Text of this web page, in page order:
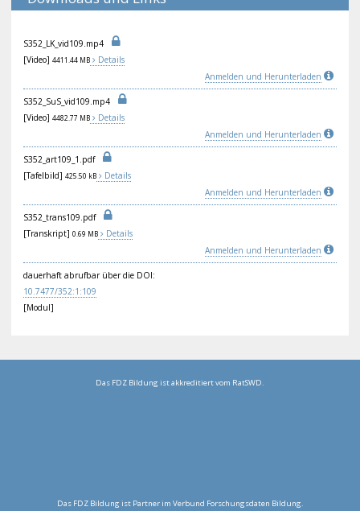
S352_L K_vid109. mp4
[Video] 4411.44 MB
Details
Anmelden und Herunterladen
S352_SuS_ vid109 .mp4
[Video] 4482.77 MB
Details
Anmelden und Herunterladen
S352_art109_ 1.pdf
[Tafelbild] 425.50 kB
Details
Anmelden und Herunterladen
S352_trans109.pdf
[Transkript] 0.69 MB
Details
Anmelden und Herunterladen
dauerhaft abrufbar über die DOI:
10. 7477/352:1:109
[Modul]
Das FDZ Bildung ist akkreditiert vom RatSWD.
Das FDZ Bildung ist Partner im Verbund Forschungsdaten Bildung.